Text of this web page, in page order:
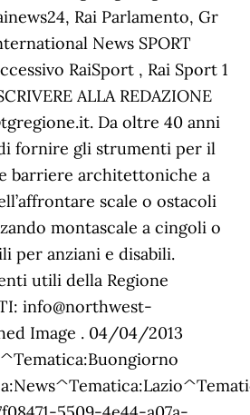
Rai Parlamento, Gr
News SPORT
RaiSport , Rai Sport 1
ALLA REDAZIONE
Da oltre 40 anni
fornire gli strumenti per il
barriere architettoniche a
scale o ostacoli
montascale a cingoli o
per anziani e disabili.
utili della Regione
info@northwest-
Image . 04/04/2013